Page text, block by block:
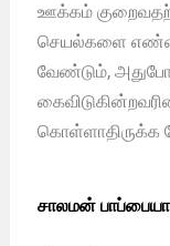
ஊக்கம்
செயல்களை
வேண்டும்,
கொள்ளாதிருக்க
சாலமன்